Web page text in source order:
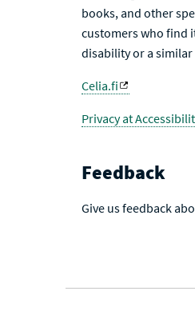
books, and other
customers who find
disability or a similar
Celia.fi
Privacy at
Feedback
Give us feedback